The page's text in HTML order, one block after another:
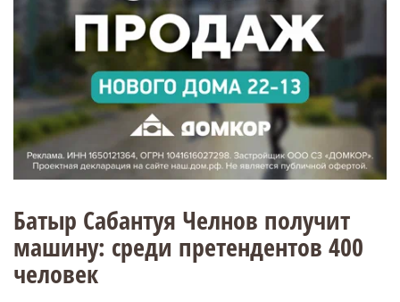
Батыр Сабантуя Челнов получит
машину: среди претендентов 400
человек